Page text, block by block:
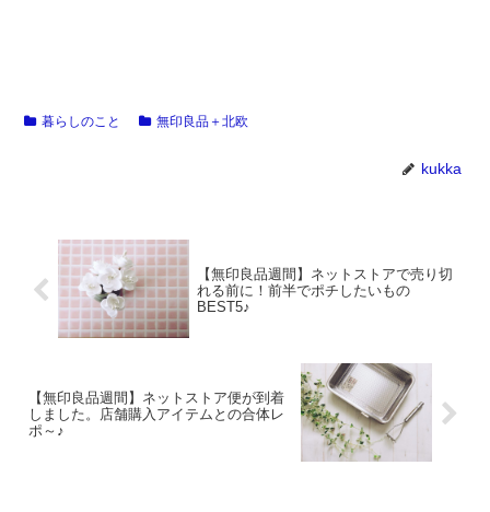
暮らしのこと 無印良品＋北欧
kukka
【無印良品週間】ネットストアで売り切
れる前に！前半でポチしたいもの
BEST5♪
【無印良品週間】ネットストア便が到着
しました。店舗購入アイテムとの合体レ
ポ～♪